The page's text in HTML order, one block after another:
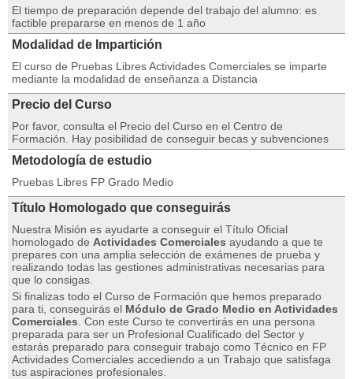
El tiempo de preparación depende del trabajo del alumno: es
factible prepararse en menos de 1 año
Modalidad de Impartición
El curso de Pruebas Libres Actividades Comerciales se imparte
mediante la modalidad de enseñanza a Distancia
Precio del Curso
Por favor, consulta el Precio del Curso en el Centro de
Formación. Hay posibilidad de conseguir becas y subvenciones
Metodología de estudio
Pruebas Libres FP Grado Medio
Título Homologado que conseguirás
Nuestra Misión es ayudarte a conseguir el Título Oficial
homologado de Actividades Comerciales ayudando a que te
prepares con una amplia selección de exámenes de prueba y
realizando todas las gestiones administrativas necesarias para
que lo consigas.
Si finalizas todo el Curso de Formación que hemos preparado
para ti, conseguirás el Módulo de Grado Medio en Actividades
Comerciales . Con este Curso te convertirás en una persona
preparada para ser un Profesional Cualificado del Sector y
estarás preparado para conseguir trabajo como Técnico en FP
Actividades Comerciales accediendo a un Trabajo que satisfaga
tus aspiraciones profesionales.